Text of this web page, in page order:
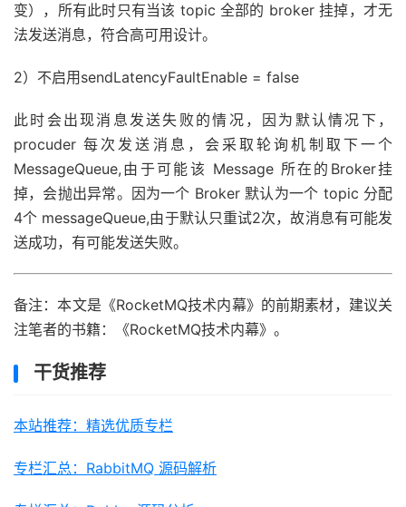
变），所有此时只有当该 topic 全部的 broker 挂掉，才无
法发送消息，符合高可用设计。
2）不启用sendLatencyFaultEnable = false
此时会出现消息发送失败的情况，因为默认情况下，
procuder 每次发送消息，会采取轮询机制取下一个
MessageQueue,由于可能该 Message 所在的Broker挂
掉，会抛出异常。因为一个 Broker 默认为一个 topic 分配
4个 messageQueue,由于默认只重试2次，故消息有可能发
送成功，有可能发送失败。
备注：本文是《RocketMQ技术内幕》的前期素材，建议关
注笔者的书籍：《RocketMQ技术内幕》。
干货推荐
本站推荐：精选优质专栏
专栏汇总：RabbitMQ 源码解析